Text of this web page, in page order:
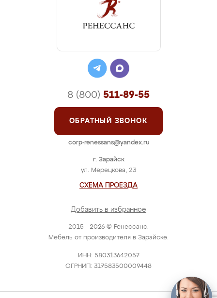
2015 - 2026 © Ренессанс.
Мебель от производителя в Зарайске.
ИНН: 580313642057
ОГРНИП: 317583500009448
г. Зарайск
ул. Мерецкова, 23
СХЕМА ПРОЕЗДА
Добавить в избранное
8 (800) 511-89-55
ОБРАТНЫЙ ЗВОНОК
corp-renessans@yandex.ru